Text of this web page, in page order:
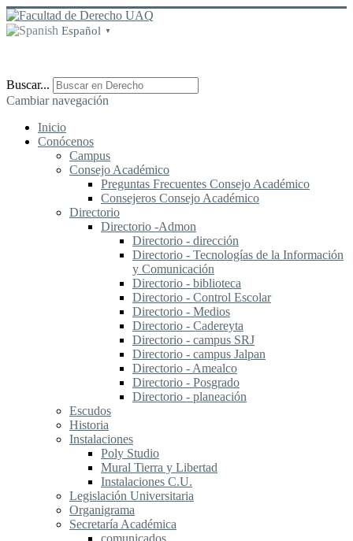
Español ▼
Buscar...
Cambiar navegación
Inicio
Conócenos
Campus
Consejo Académico
Preguntas Frecuentes Consejo Académico
Consejeros Consejo Académico
Directorio
Directorio -Admon
Directorio - dirección
Directorio - Tecnologías de la Información
y Comunicación
Directorio - biblioteca
Directorio - Control Escolar
Directorio - Medios
Directorio - Cadereyta
Directorio - campus SRJ
Directorio - campus Jalpan
Directorio - Amealco
Directorio - Posgrado
Directorio - planeación
Escudos
Historia
Instalaciones
Poly Studio
Mural Tierra y Libertad
Instalaciones C.U.
Legislación Universitaria
Organigrama
Secretaría Académica